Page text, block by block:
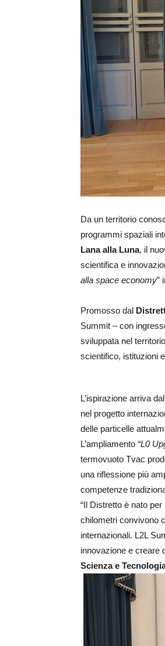
Da un territorio
programmi spaziali
Lana alla Luna, il
scientifica e
alla space economy”
Promosso dal
Summit – con
sviluppata nel
scientifico, istituzioni
L’ispirazione arriva
nel progetto
delle particelle
L’ampliamento “L0
termovuoto Tvac
una riflessione più
competenze
“Il Distretto è nato
chilometri convivono
internazionali. L2L
innovazione e creare
Scienza e